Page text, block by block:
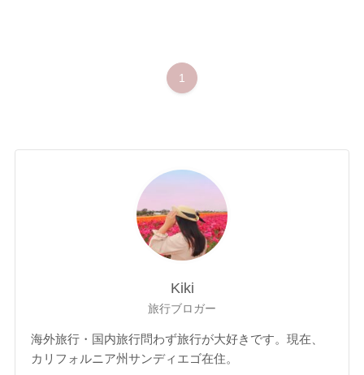
1
Kiki
旅行ブロガー
海外旅行・国内旅行問わず旅行が大好きです。現在、
カリフォルニア州サンディエゴ在住。